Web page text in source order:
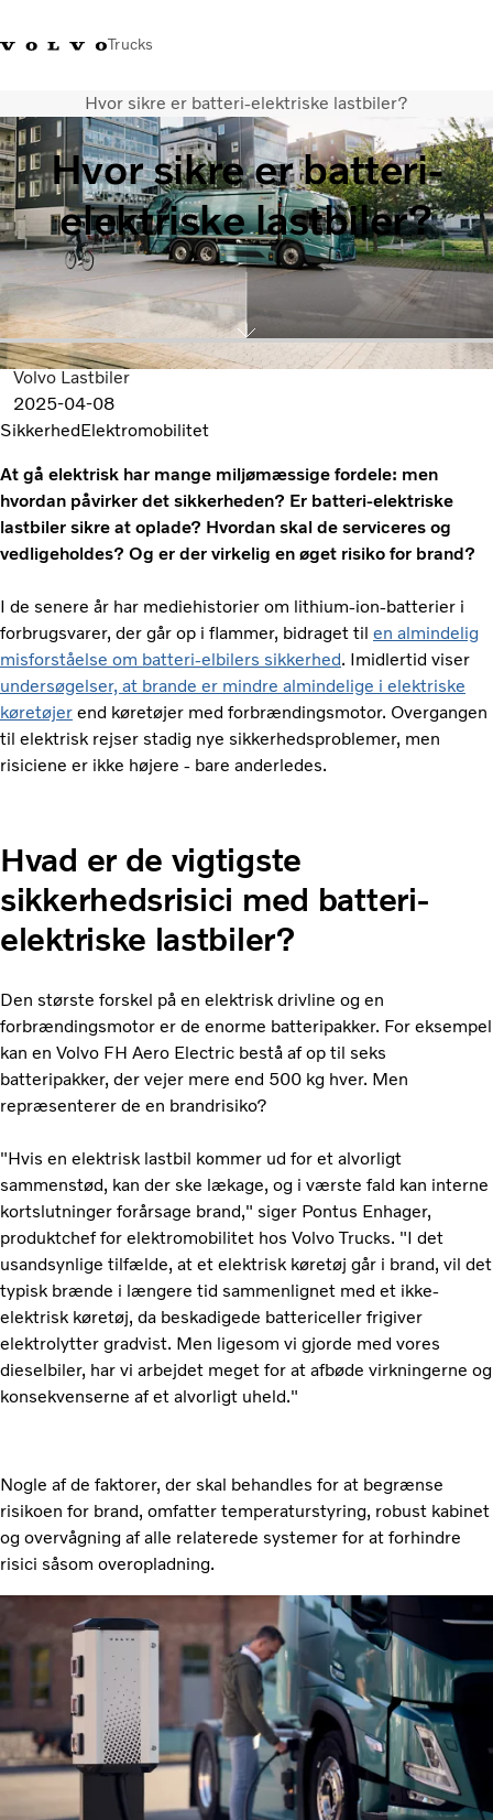
Trucks
+45 44 54 66 00Volvo Trucks MerchandiseLog indDanmark
Transportløsninger
Lastbiler
Serviceydelser
Forhandlersøgning
Nyheder
Om os
Kontakt os
Hvor sikre er batteri-elektriske lastbiler?
Hvor sikre er batteri-
elektriske lastbiler?
Volvo Lastbiler
2025-04-08
SikkerhedElektromobilitet
At gå elektrisk har mange miljømæssige fordele: men
hvordan påvirker det sikkerheden? Er batteri-elektriske
lastbiler sikre at oplade? Hvordan skal de serviceres og
vedligeholdes? Og er der virkelig en øget risiko for brand?
I de senere år har mediehistorier om lithium-ion-batterier i
forbrugsvarer, der går op i flammer, bidraget til en almindelig
misforståelse om batteri-elbilers sikkerhed. Imidlertid viser
undersøgelser, at brande er mindre almindelige i elektriske
køretøjer end køretøjer med forbrændingsmotor. Overgangen
til elektrisk rejser stadig nye sikkerhedsproblemer, men
risiciene er ikke højere - bare anderledes.
Hvad er de vigtigste
sikkerhedsrisici med batteri-
elektriske lastbiler?
Den største forskel på en elektrisk drivline og en
forbrændingsmotor er de enorme batteripakker. For eksempel
kan en Volvo FH Aero Electric bestå af op til seks
batteripakker, der vejer mere end 500 kg hver. Men
repræsenterer de en brandrisiko?
"Hvis en elektrisk lastbil kommer ud for et alvorligt
sammenstød, kan der ske lækage, og i værste fald kan interne
kortslutninger forårsage brand," siger Pontus Enhager,
produktchef for elektromobilitet hos Volvo Trucks. "I det
usandsynlige tilfælde, at et elektrisk køretøj går i brand, vil det
typisk brænde i længere tid sammenlignet med et ikke-
elektrisk køretøj, da beskadigede battericeller frigiver
elektrolytter gradvist. Men ligesom vi gjorde med vores
dieselbiler, har vi arbejdet meget for at afbøde virkningerne og
konsekvenserne af et alvorligt uheld."
Nogle af de faktorer, der skal behandles for at begrænse
risikoen for brand, omfatter temperaturstyring, robust kabinet
og overvågning af alle relaterede systemer for at forhindre
risici såsom overopladning.